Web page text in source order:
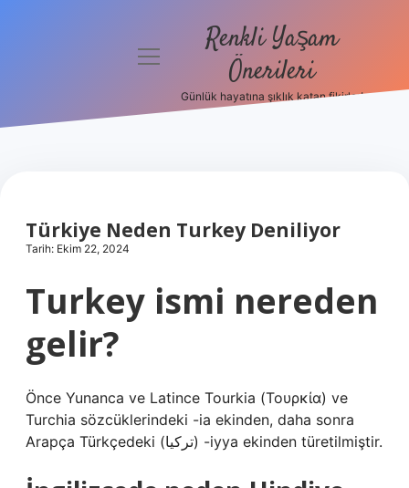
menüyü
Renkli Yaşam
Önerileri
Günlük hayatına şıklık katan fikirler!
Türkiye Neden Turkey Deniliyor
Tarih: Ekim 22, 2024
Turkey ismi nereden
gelir?
Önce Yunanca ve Latince Tourkia (Τουρκία) ve
Turchia sözcüklerindeki -ia ekinden, daha sonra
Arapça Türkçedeki (تركيا) -iyya ekinden türetilmiştir.